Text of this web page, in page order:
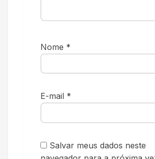
Nome *
E-mail *
Salvar meus dados neste